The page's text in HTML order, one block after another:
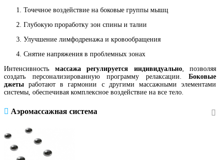
Точечное воздействие на боковые группы мышц
Глубокую проработку зон спины и талии
Улучшение лимфодренажа и кровообращения
Снятие напряжения в проблемных зонах
Интенсивность массажа регулируется индивидуально, позволяя
создать персонализированную программу релаксации. Боковые
джеты работают в гармонии с другими массажными элементами
системы, обеспечивая комплексное воздействие на все тело.
Аэромассажная система